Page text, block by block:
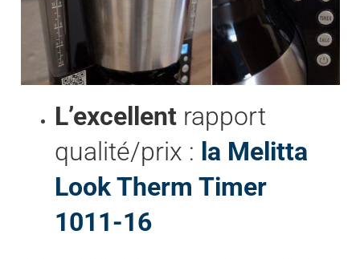
L’excellent rapport
qualité/prix : la Melitta
Look Therm Timer
1011-16